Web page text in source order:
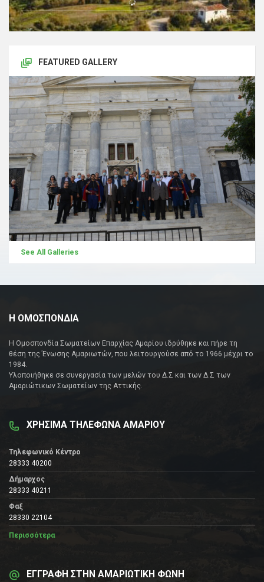
FEATURED GALLERY
See All Galleries
Η ΟΜΟΣΠΟΝΔΙΑ
Η Ομοσπονδία Σωματείων Επαρχίας Αμαρίου ιδρύθηκε και πήρε τη
θέση της Ένωσης Αμαριωτών, που λειτουργούσε από το 1966 μέχρι το
1984.
Υλοποιήθηκε σε συνεργασία των μελών του Δ.Σ και των Δ.Σ των
Αμαριώτικων Σωματείων της Αττικής.
ΧΡΗΣΙΜΑ ΤΗΛΕΦΩΝΑ ΑΜΑΡΙΟΥ
Τηλεφωνικό Κέντρο
28333 40200
Δήμαρχος
28333 40211
Φαξ
28330 22104
Περισσότερα
ΕΓΓΡΑΦΗ ΣΤΗΝ ΑΜΑΡΙΩΤΙΚΗ ΦΩΝΗ